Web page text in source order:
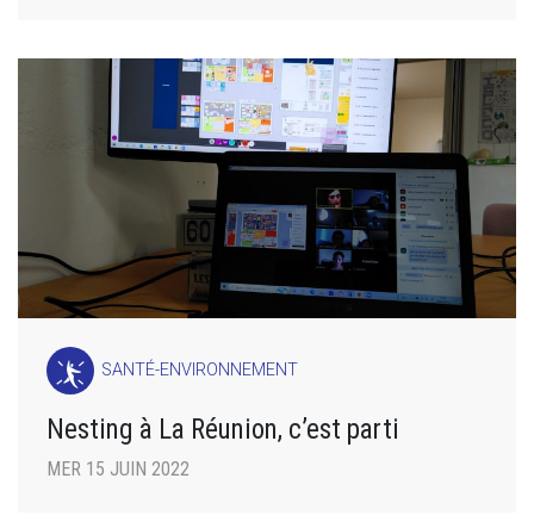
SANTÉ-ENVIRONNEMENT
Nesting à La Réunion, c’est parti
MER 15 JUIN 2022